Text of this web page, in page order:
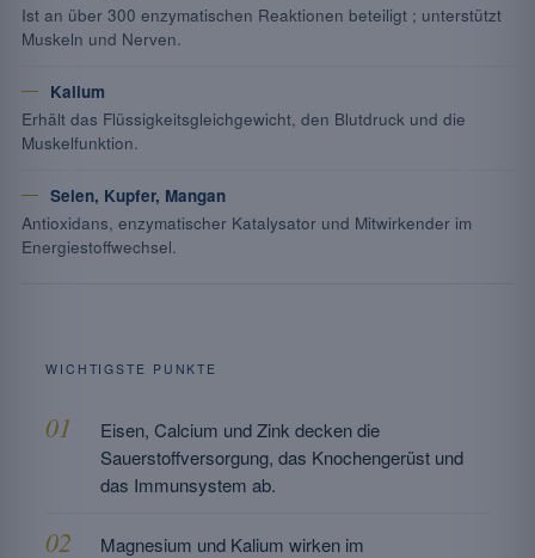
Ist an über 300 enzymatischen Reaktionen beteiligt ; unterstützt
Muskeln und Nerven.
Kalium
Erhält das Flüssigkeitsgleichgewicht, den Blutdruck und die
Muskelfunktion.
Selen, Kupfer, Mangan
Antioxidans, enzymatischer Katalysator und Mitwirkender im
Energiestoffwechsel.
WICHTIGSTE PUNKTE
Eisen, Calcium und Zink decken die
Sauerstoffversorgung, das Knochengerüst und
das Immunsystem ab.
Magnesium und Kalium wirken im